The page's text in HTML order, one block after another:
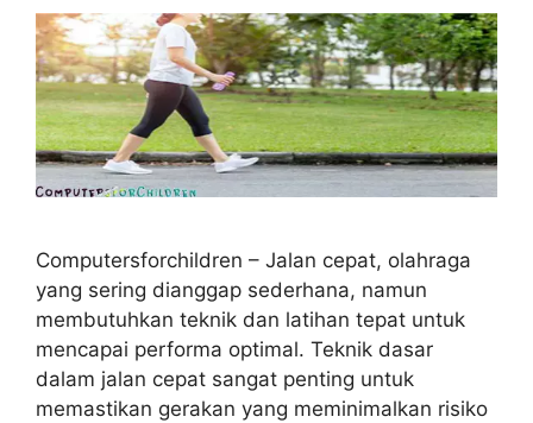
Computersforchildren – Jalan cepat, olahraga
yang sering dianggap sederhana, namun
membutuhkan teknik dan latihan tepat untuk
mencapai performa optimal. Teknik dasar
dalam jalan cepat sangat penting untuk
memastikan gerakan yang meminimalkan risiko